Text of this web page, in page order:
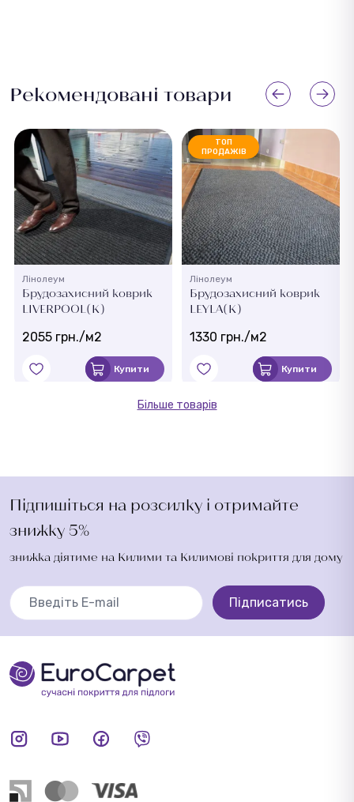
Рекомендовані товари
Лінолеум
Брудозахисний коврик
LIVERPOOL(K)
2055 грн./м2
Купити
ТОП
ПРОДАЖІВ
Лінолеум
Брудозахисний коврик
LEYLA(K)
1330 грн./м2
Купити
Більше товарів
Підпишіться на розсилку і отримайте
знижку 5%
знижка діятиме на Килими та Килимові покриття для дому
Підписатись